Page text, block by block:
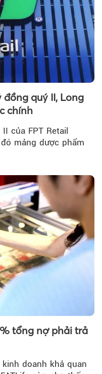
đồng quý II, Long
chính
của FPT Retail
mảng dược phẩm
tổng nợ phải trả
doanh khả quan